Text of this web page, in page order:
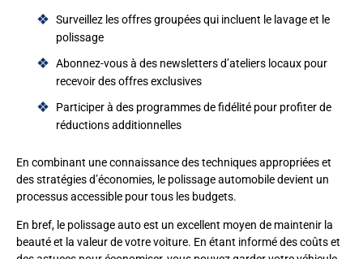
Surveillez les offres groupées qui incluent le lavage et le
polissage
Abonnez-vous à des newsletters d’ateliers locaux pour
recevoir des offres exclusives
Participer à des programmes de fidélité pour profiter de
réductions additionnelles
En combinant une connaissance des techniques appropriées et
des stratégies d’économies, le polissage automobile devient un
processus accessible pour tous les budgets.
En bref, le polissage auto est un excellent moyen de maintenir la
beauté et la valeur de votre voiture. En étant informé des coûts et